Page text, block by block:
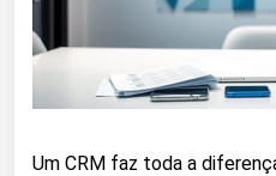
Um CRM faz toda a